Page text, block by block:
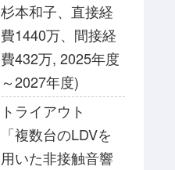
杉本和子、直接経
費1440万、間接経
費432万, 2025年度
～2027年度)
トライアウト
「複数台のLDVを
用いた非接触音響